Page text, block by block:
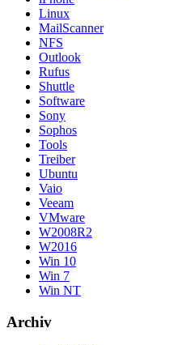
Linux
MailScanner
NFS
Outlook
Rufus
Shuttle
Software
Sony
Sophos
Tools
Treiber
Ubuntu
Vaio
Veeam
VMware
W2008R2
W2016
Win 10
Win 7
Win NT
Archiv